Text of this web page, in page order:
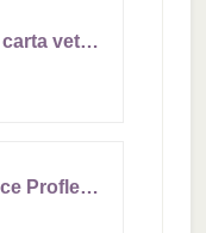
16 pezzi Set di carta vetrata Fein 5000 4000 3000 2000 1500 1200 1000 800 carta abrasiva bagnata e asciutta per auto, mobili in legno, metallo, pietra, vernice, vetro, 23 x 28 cm
ProDec Advance Proflex, 10 fogli di carta abrasiva in ossido di alluminio ultra flessibile, grana 120, per levigare legno, vernice, gesso, stucco, metallo e altro, 230 x 140 mm